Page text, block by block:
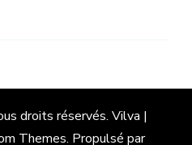
droits réservés. Vilva |
Themes. Propulsé par